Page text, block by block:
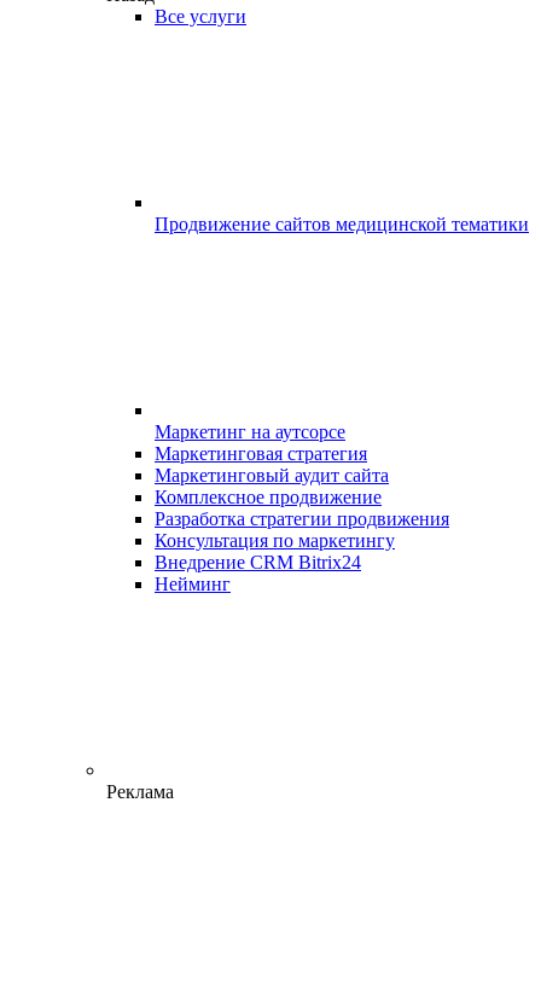
Все услуги
Продвижение сайтов медицинской тематики
Маркетинг на аутсорсе
Маркетинговая стратегия
Маркетинговый аудит сайта
Комплексное продвижение
Разработка стратегии продвижения
Консультация по маркетингу
Внедрение CRM Bitrix24
Нейминг
Реклама